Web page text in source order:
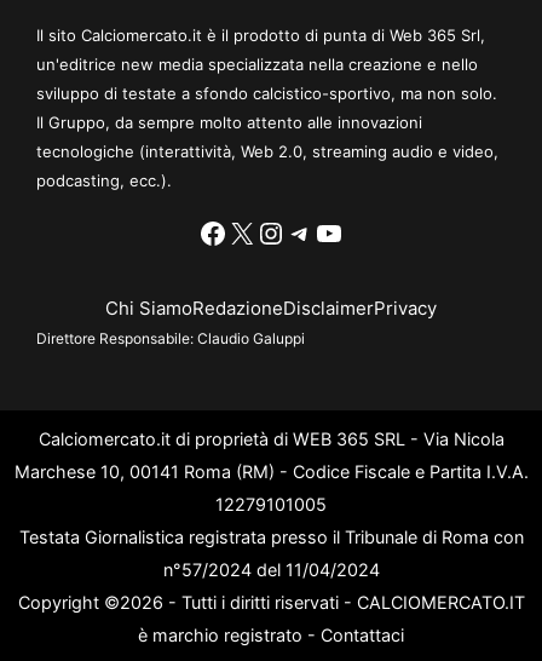
Il sito Calciomercato.it è il prodotto di punta di Web 365 Srl,
un'editrice new media specializzata nella creazione e nello
sviluppo di testate a sfondo calcistico-sportivo, ma non solo.
Il Gruppo, da sempre molto attento alle innovazioni
tecnologiche (interattività, Web 2.0, streaming audio e video,
podcasting, ecc.).
Facebook
X Instagram
Telegram
YouTube
Chi SiamoRedazioneDisclaimerPrivacy
Direttore Responsabile: Claudio Galuppi
Calciomercato.it di proprietà di WEB 365 SRL - Via Nicola
Marchese 10, 00141 Roma (RM) - Codice Fiscale e Partita I.V.A.
12279101005
Testata Giornalistica registrata presso il Tribunale di Roma con
n°57/2024 del 11/04/2024
Copyright ©2026 - Tutti i diritti riservati - CALCIOMERCATO.IT
è marchio registrato - Contattaci